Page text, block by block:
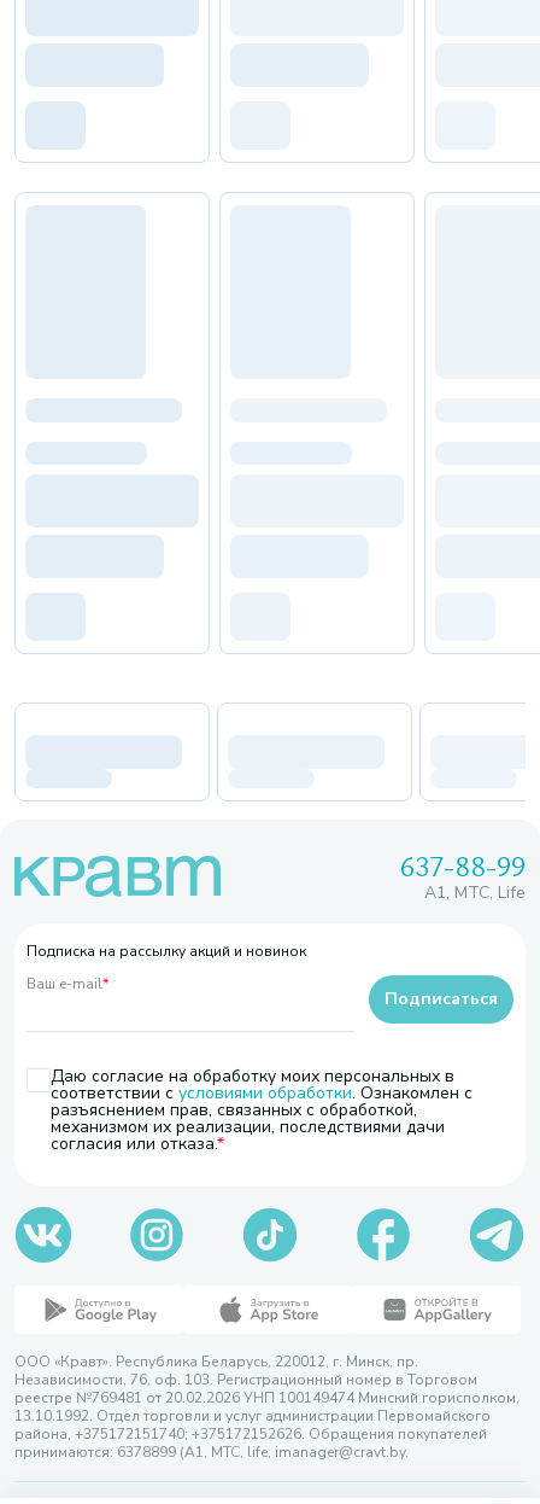
637-88-99
A1, МТС, Life
Подписка на рассылку акций и новинок
Ваш e-mail*
Даю согласие на обработку моих персональных в
соответствии с условиями обработки. Ознакомлен с
разъяснением прав, связанных с обработкой,
механизмом их реализации, последствиями дачи
согласия или отказа.
Подписаться
ООО «Кравт». Республика Беларусь, 220012, г. Минск, пр.
Независимости, 76, оф. 103. Регистрационный номер в Торговом
реестре №769481 от 20.02.2026 УНП 100149474 Минский горисполком,
13.10.1992. Отдел торговли и услуг администрации Первомайского
района, +375172151740; +375172152626. Обращения покупателей
принимаются: 6378899 (А1, МТС, life, imanager@cravt.by.